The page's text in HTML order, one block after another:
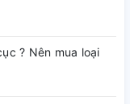
? Nên mua loại